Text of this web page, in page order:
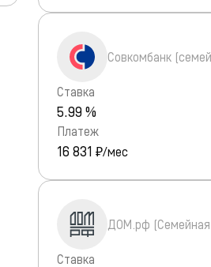
Совкомбанк
Ставка
5.99 %
Платеж
16 831 ₽/мес
ДОМ.рф (Семейная
Ставка